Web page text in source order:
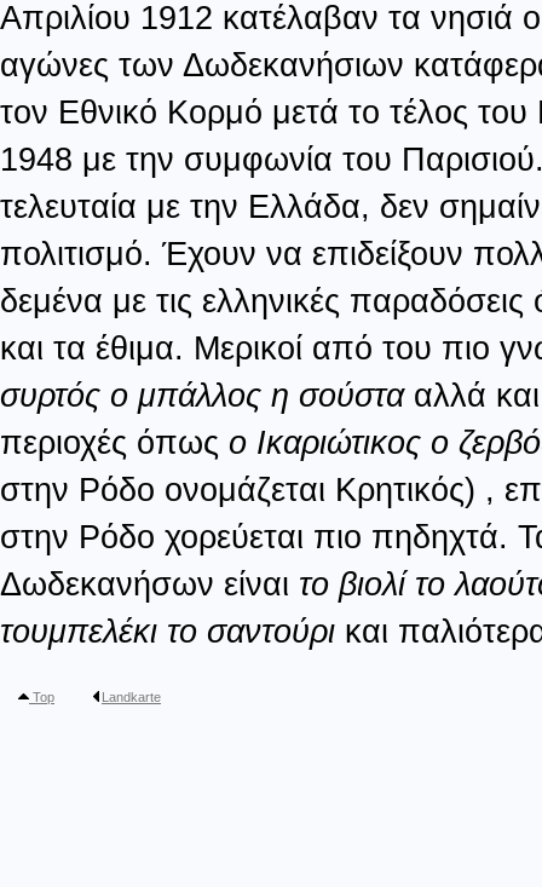
Απριλίου 1912 κατέλαβαν τα νησιά
αγώνες των Δωδεκανήσιων
τον Εθνικό Κορμό μετά το τέλος
1948 με την συμφωνία του
τελευταία με την Ελλάδα, δεν
πολιτισμό. Έχουν να επιδείξουν
δεμένα με τις ελληνικές
και τα έθιμα. Μερικοί από του πιο
συρτός ο μπάλλος η σούστα αλλά
περιοχές όπως ο Ικαριώτικος ο
στην Ρόδο ονομάζεται Κρητικός) ,
στην Ρόδο χορεύεται πιο πηδηχτά.
Δωδεκανήσων είναι το βιολί το
τουμπελέκι το σαντούρι και
Top Landkarte